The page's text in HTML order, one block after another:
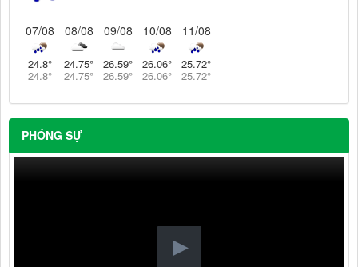
07/08
24.8°
24.8°
08/08
24.75°
24.75°
09/08
26.59°
26.59°
10/08
26.06°
26.06°
11/08
25.72°
25.72°
PHÓNG SỰ